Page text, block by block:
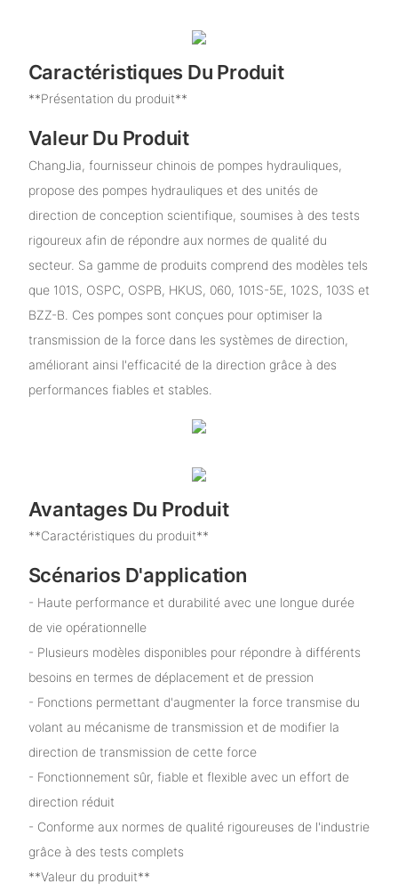
Caractéristiques Du Produit
**Présentation du produit**
Valeur Du Produit
ChangJia, fournisseur chinois de pompes hydrauliques,
propose des pompes hydrauliques et des unités de
direction de conception scientifique, soumises à des tests
rigoureux afin de répondre aux normes de qualité du
secteur. Sa gamme de produits comprend des modèles tels
que 101S, OSPC, OSPB, HKUS, 060, 101S-5E, 102S, 103S et
BZZ-B. Ces pompes sont conçues pour optimiser la
transmission de la force dans les systèmes de direction,
améliorant ainsi l'efficacité de la direction grâce à des
performances fiables et stables.
Avantages Du Produit
**Caractéristiques du produit**
Scénarios D'application
- Haute performance et durabilité avec une longue durée
de vie opérationnelle
- Plusieurs modèles disponibles pour répondre à différents
besoins en termes de déplacement et de pression
- Fonctions permettant d'augmenter la force transmise du
volant au mécanisme de transmission et de modifier la
direction de transmission de cette force
- Fonctionnement sûr, fiable et flexible avec un effort de
direction réduit
- Conforme aux normes de qualité rigoureuses de l'industrie
grâce à des tests complets
**Valeur du produit**